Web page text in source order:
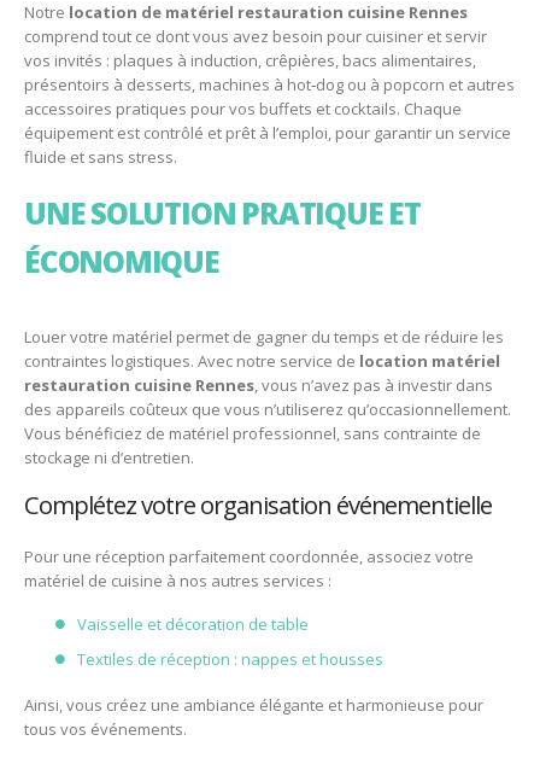
Notre location de matériel restauration cuisine Rennes
comprend tout ce dont vous avez besoin pour cuisiner et servir
vos invités : plaques à induction, crêpières, bacs alimentaires,
présentoirs à desserts, machines à hot‑dog ou à popcorn et autres
accessoires pratiques pour vos buffets et cocktails. Chaque
équipement est contrôlé et prêt à l’emploi, pour garantir un service
fluide et sans stress.
UNE SOLUTION PRATIQUE ET
ÉCONOMIQUE
Louer votre matériel permet de gagner du temps et de réduire les
contraintes logistiques. Avec notre service de location matériel
restauration cuisine Rennes , vous n’avez pas à investir dans
des appareils coûteux que vous n’utiliserez qu’occasionnellement.
Vous bénéficiez de matériel professionnel, sans contrainte de
stockage ni d’entretien.
Complétez votre organisation événementielle
Pour une réception parfaitement coordonnée, associez votre
matériel de cuisine à nos autres services :
Vaisselle et décoration de table
Textiles de réception : nappes et housses
Ainsi, vous créez une ambiance élégante et harmonieuse pour
tous vos événements.